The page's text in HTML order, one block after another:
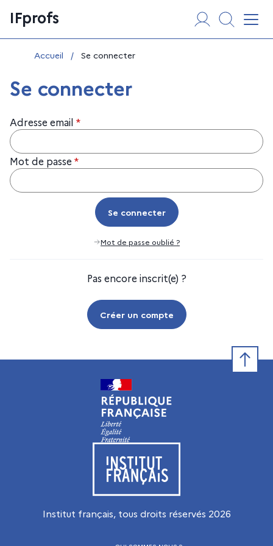
au
contenu
IFprofs
Vous êtes ici :
Accueil / Se connecter
Se connecter
Adresse email *
Mot de passe *
Se connecter
Se connecter
Mot de passe oublié ?
Pas encore inscrit(e) ?
Créer un compte
Visiter le site de l’Institut français
Institut français, tous droits réservés 2026